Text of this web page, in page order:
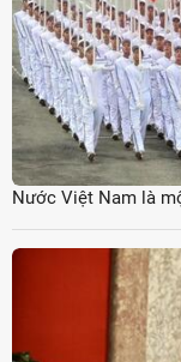
Nước Việt Nam là